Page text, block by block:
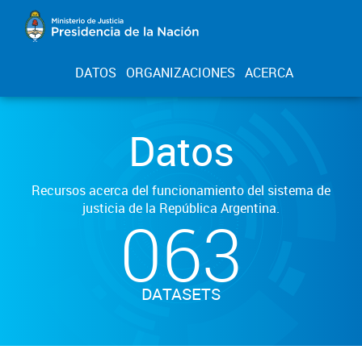
DATOS ORGANIZACIONES ACERCA
Datos
Recursos acerca del funcionamiento del sistema de
justicia de la República Argentina.
063
DATASETS